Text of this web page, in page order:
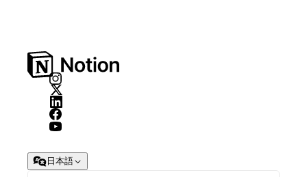
日本語